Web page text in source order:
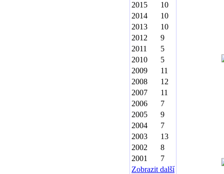
2015
10
2014
10
2013
10
2012
9
2011
5
2010
5
2009
11
2008
12
2007
11
2006
7
2005
9
2004
7
2003
13
2002
8
2001
7
Zobrazit další